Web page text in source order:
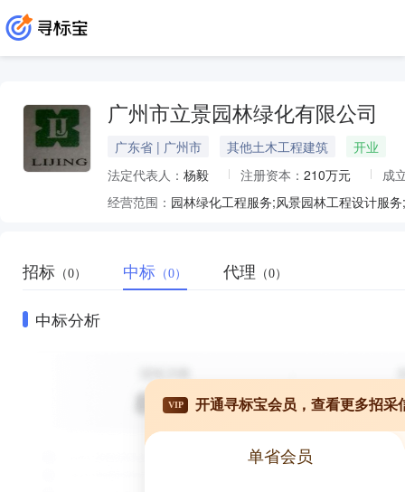
广州市立景园林绿化有限公司
广东省 | 广州市 其他土木工程建筑
开业
法定代表人： 杨毅 注册资本： 210万元
成
经营范围：
招标 （0） 中标 （0） 代理 （0）
中标分析
VIP 开通寻标宝会员，查看更多招采
单省会员